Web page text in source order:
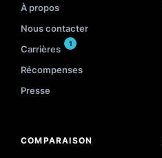
À propos
Nous contacter
Carrières
1
Récompenses
Presse
COMPARAISON